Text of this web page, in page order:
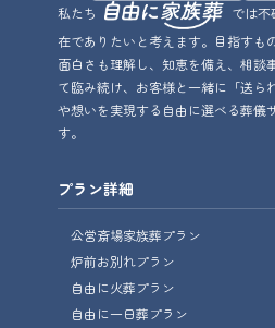
私たち
では不
在でありたいと考えます。目指すも
面白さも理解し、知恵を備え、相談
て臨み続け、お客様と一緒に「送ら
や想いを実現する自由に選べる葬儀
す。
プラン詳細
公営斎場家族葬プラン
炉前お別れプラン
自由に火葬プラン
自由に一日葬プラン